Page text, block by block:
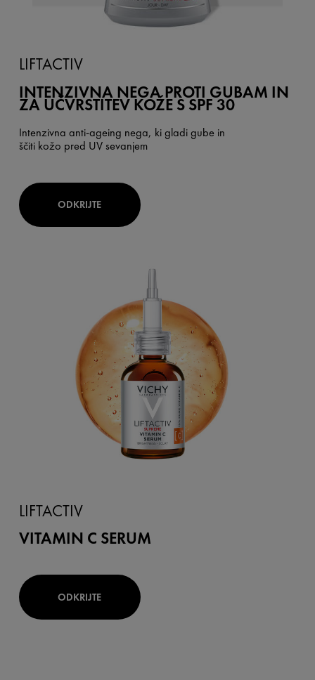
LIFTACTIV
INTENZIVNA NEGA PROTI GUBAM IN
ZA UČVRSTITEV KOŽE S SPF 30
Intenzivna anti-ageing nega, ki gladi gube in
ščiti kožo pred UV sevanjem
ODKRIJTE
LIFTACTIV
VITAMIN C SERUM
ODKRIJTE